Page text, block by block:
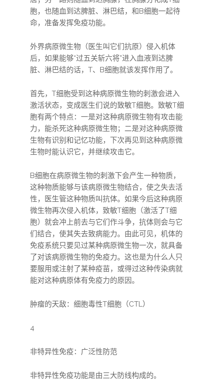
胞，也随血到达脾脏、淋巴结，和B细胞一起待
命，准备发挥免疫功能。
外界病原微生物（医生叫它们抗原）侵入机体
后，如果能够“过五关斩六将”进入血液到达脾
脏、淋巴结的话，T、B细胞就该发挥作用了。
首先，T细胞受到这种病原微生物的刺激会进入
激活状态，变成医生们说的致敏T细胞。致敏T细
胞有两个特点：一是对这种病原微生物有攻击能
力，能杀死这种病原微生物；二是对这种病原微
生物有识别和记忆功能，下次再见到这种病原微
生物时能认识它，并继续攻击它。
B细胞在病原微生物的刺激下会产生一种物质，
这种物质能够与该病原微生物结合，使之失去活
性，医生管这种物质叫抗体。如果今后这种病原
微生物再次侵入机体，致敏T细胞（激活了T细
胞）就会冲上前去与它们作斗争，抗体则会与它
们结合，使其失去致病能力。由此可见，机体的
免疫系统只要见过某种病原微生物一次，就具备
了对该病原微生物的免疫力。这也是为什么人只
要服用或注射了某种疫苗，或得过这种传染病就
能对这种病原体有免疫力的原因。
肿瘤的天敌：细胞毒性T细胞（CTL）
4
非特异性免疫：广泛性防范
非特异性免疫功能是由三大防线构成的。